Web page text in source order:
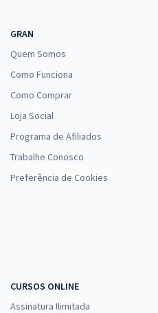
GRAN
Quem Somos
Como Funciona
Como Comprar
Loja Social
Programa de Afiliados
Trabalhe Conosco
Preferência de Cookies
CURSOS ONLINE
Assinatura Ilimitada